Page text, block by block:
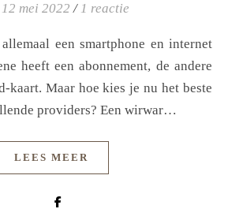
12 mei 2022 / 1 reactie
heeft een abonnement, de andere
kaart. Maar hoe kies je nu het beste
providers? Een wirwar…
LEES MEER